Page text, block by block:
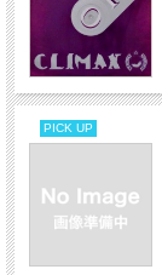
PICK UP